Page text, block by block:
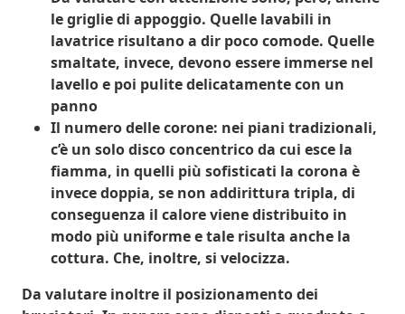
le griglie di appoggio. Quelle lavabili in
lavatrice risultano a dir poco comode. Quelle
smaltate, invece, devono essere immerse nel
lavello e poi pulite delicatamente con un
panno
Il numero delle corone: nei piani tradizionali,
c’è un solo disco concentrico da cui esce la
fiamma, in quelli più sofisticati la corona è
invece doppia, se non addirittura tripla, di
conseguenza il calore viene distribuito in
modo più uniforme e tale risulta anche la
cottura. Che, inoltre, si velocizza.
Da valutare inoltre il posizionamento dei